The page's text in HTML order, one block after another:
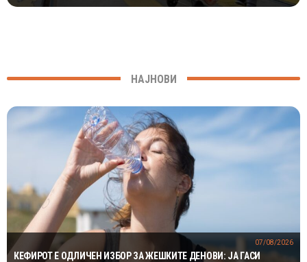
НАЈНОВИ
КЕФИРОТ Е ОДЛИЧЕН ИЗБОР ЗА ЖЕШКИТЕ ДЕНОВИ: ЈА ГАСИ
07/08/2026